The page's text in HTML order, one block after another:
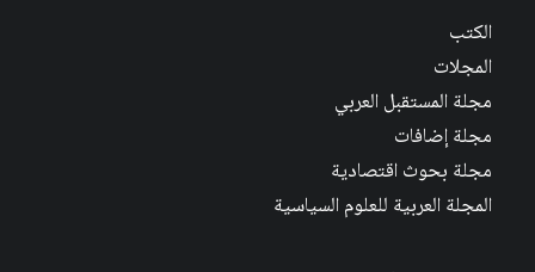
الكتب
المجلات
مجلة المستقبل العربي
مجلة إضافات
مجلة بحوث اقتصادية
المجلة العربية للعلوم السياسية